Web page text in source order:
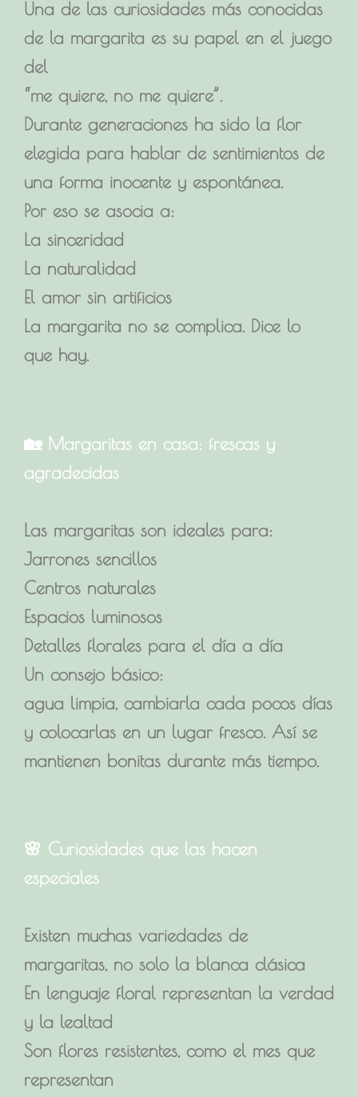
Una de las curiosidades más conocidas
de la margarita es su papel en el juego
del
“me quiere, no me quiere”.
Durante generaciones ha sido la flor
elegida para hablar de sentimientos de
una forma inocente y espontánea.
Por eso se asocia a:
La sinceridad
La naturalidad
El amor sin artificios
La margarita no se complica. Dice lo
que hay.
🏡 Margaritas en casa: frescas y
agradecidas
Las margaritas son ideales para:
Jarrones sencillos
Centros naturales
Espacios luminosos
Detalles florales para el día a día
Un consejo básico:
agua limpia, cambiarla cada pocos días
y colocarlas en un lugar fresco. Así se
mantienen bonitas durante más tiempo.
🌸 Curiosidades que las hacen
especiales
Existen muchas variedades de
margaritas, no solo la blanca clásica
En lenguaje floral representan la verdad
y la lealtad
Son flores resistentes, como el mes que
representan